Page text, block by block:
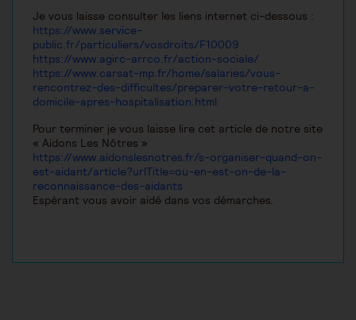
Je vous laisse consulter les liens internet ci-dessous :
https://www.service-
public.fr/particuliers/vosdroits/F10009
https://www.agirc-arrco.fr/action-sociale/
https://www.carsat-mp.fr/home/salaries/vous-
rencontrez-des-difficultes/preparer-votre-retour-a-
domicile-apres-hospitalisation.html
Pour terminer je vous laisse lire cet article de notre site
« Aidons Les Nôtres »
https://www.aidonslesnotres.fr/s-organiser-quand-on-
est-aidant/article?urlTitle=ou-en-est-on-de-la-
reconnaissance-des-aidants
Espérant vous avoir aidé dans vos démarches.